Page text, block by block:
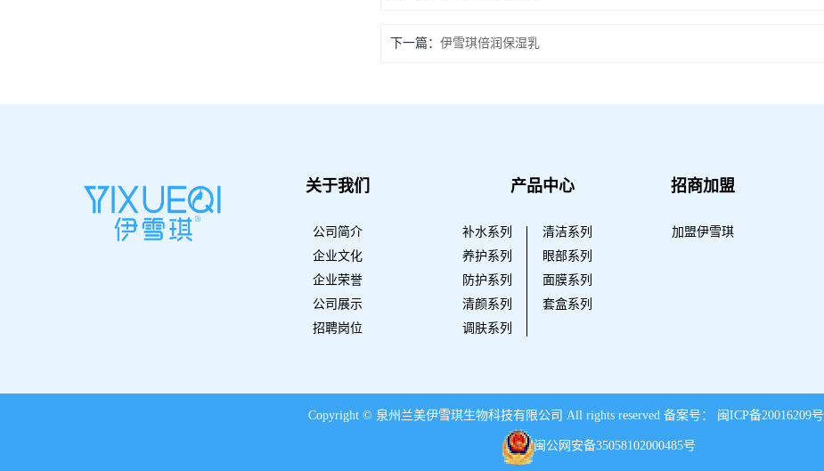
下一篇： 伊雪琪倍润保湿乳
关于我们
公司简介
企业文化
企业荣誉
公司展示
招聘岗位
产品中心
补水系列
清洁系列
养护系列
眼部系列
防护系列
面膜系列
清颜系列
套盒系列
调肤系列
招商加盟
加盟伊雪琪
Copyright © 泉州兰美伊雪琪生物科技有限公司 All rights reserved 备案号： 闽ICP备20016209号
闽公网安备35058102000485号